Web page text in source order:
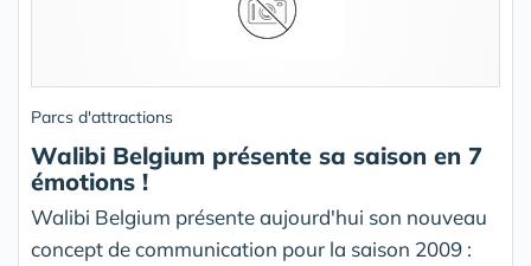
Parcs d'attractions
Walibi Belgium présente sa saison en 7
émotions !
Walibi Belgium présente aujourd'hui son nouveau
concept de communication pour la saison 2009 :